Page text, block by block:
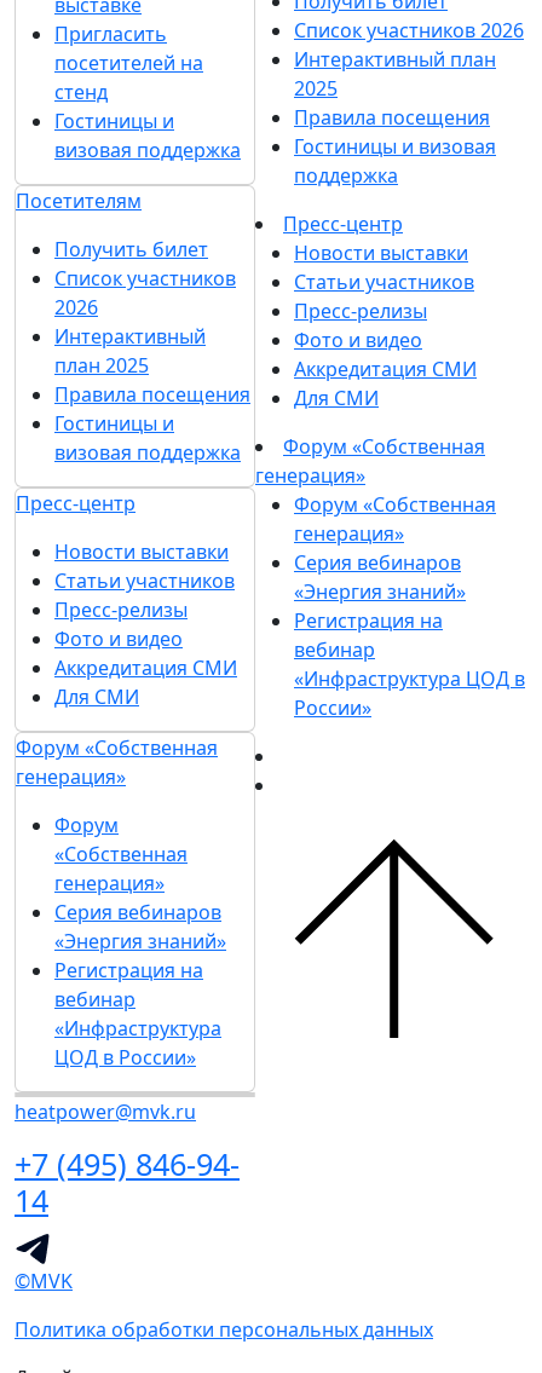
Пригласить
посетителей на
стенд
Гостиницы и
визовая поддержка
Посетителям
Получить билет
Список участников
2026
Интерактивный
план 2025
Правила посещения
Гостиницы и
визовая поддержка
Пресс-центр
Новости выставки
Статьи участников
Пресс-релизы
Фото и видео
Аккредитация СМИ
Для СМИ
Форум «Собственная
генерация»
Форум
«Собственная
генерация»
Серия вебинаров
«Энергия знаний»
Регистрация на
вебинар
«Инфраструктура
ЦОД в России»
heatpower@mvk.ru
+7 (495) 846-94-
14
Список участников 2026
Интерактивный план
2025
Правила посещения
Гостиницы и визовая
поддержка
Пресс-центр
Новости выставки
Статьи участников
Пресс-релизы
Фото и видео
Аккредитация СМИ
Для СМИ
Форум «Собственная
генерация»
Форум «Собственная
генерация»
Серия вебинаров
«Энергия знаний»
Регистрация на
вебинар
«Инфраструктура ЦОД в
России»
©MVK
Политика обработки персональных данных